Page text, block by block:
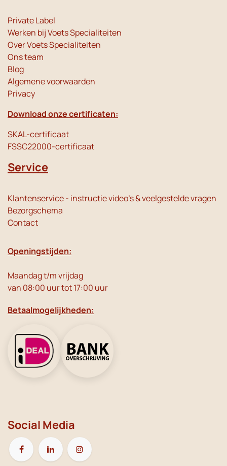
Private Label
Werken bij Voets Specialiteiten
Over Voets Specialiteiten
Ons team
Blog
Algemene voorwaarden
Privacy
Download onze certificaten:
SKAL-certificaat
FSSC22000-certificaat
Service
Klantenservice - instructie video's & veelgestelde vragen
Bezorgschema
Contact
Openingstijden:
Maandag t/m vrijdag
van 08:00 uur tot 17:00 uur
Betaalmogelijkheden:
Social Media